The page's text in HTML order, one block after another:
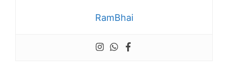
RamBhai